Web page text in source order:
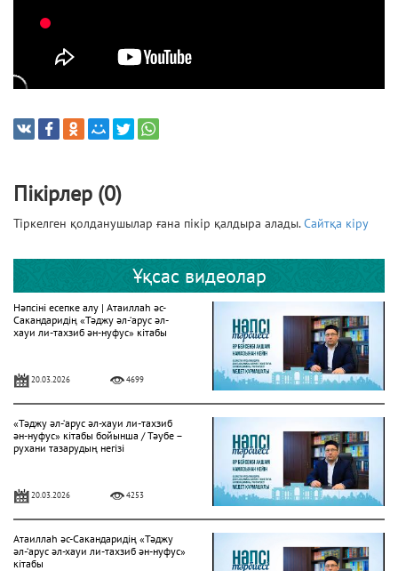
Пікірлер (0)
Тіркелген қолданушылар ғана пікір қалдыра алады.Сайтқа кіру
Ұқсас видеолар
Нәпсіні есепке алу | Атаиллаһ әс-
Сакандаридің «Тәджу әл-‘арус әл-
хауи ли-тахзиб ән-нуфус» кітабы
20.03.2026 4699
«Тәджу әл-‘арус әл-хауи ли-тахзиб
ән-нуфус» кітабы бойынша / Тәубе –
рухани тазарудың негізі
20.03.2026 4253
Атаиллаһ әс-Сакандаридің «Тәджу
әл-‘арус әл-хауи ли-тахзиб ән-нуфус»
кітабы